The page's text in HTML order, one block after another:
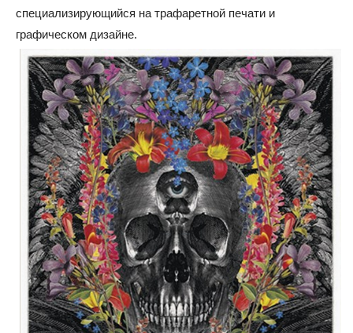
специализирующийся на трафаретной печати и
графическом дизайне.